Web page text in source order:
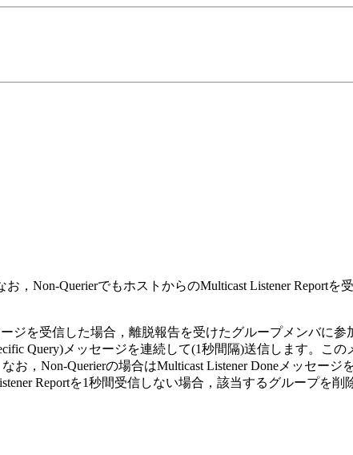
，Non-QuerierでもホストからのMulticast Listener Reportを
ジを受信した場合，離脱報告を受けたグループメンバに
Query)メッセージを連続して(1秒間隔)送信します。こ
，Non-Querierの場合はMulticast Listener Doneメッセージ
Reportを1秒間受信しない場合，該当するグループを削